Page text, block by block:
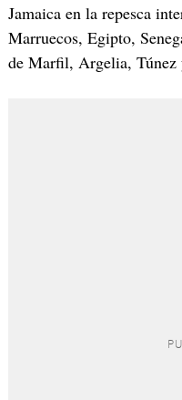
Jamaica en la repesca
Marruecos, Egipto,
de Marfil, Argelia, Túnez